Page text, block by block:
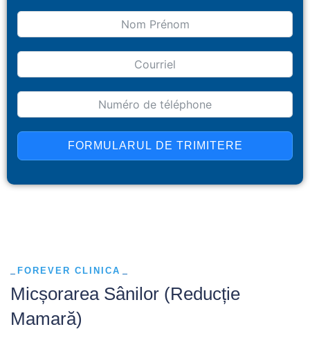
FORMULARUL DE TRIMITERE
FOREVER CLINICA
Micșorarea Sânilor (Reducție
Mamară)